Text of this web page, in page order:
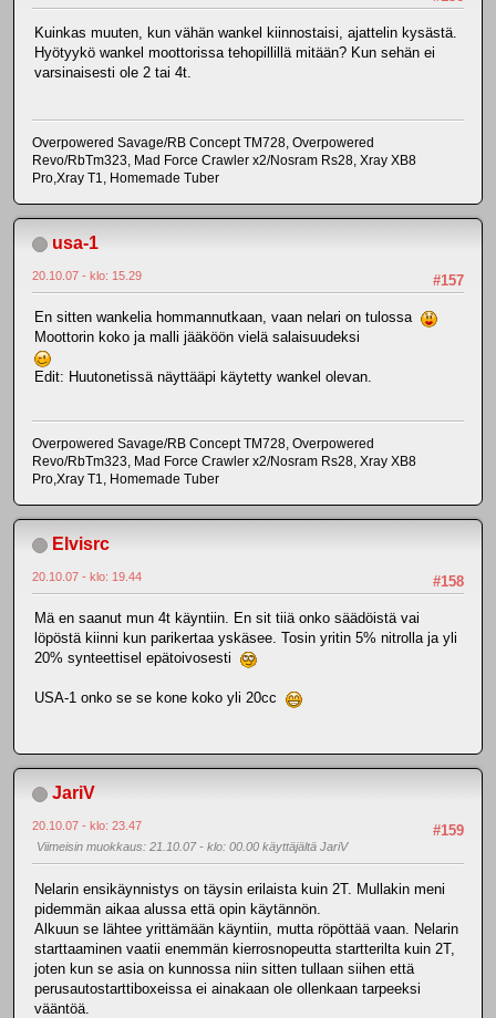
Kuinkas muuten, kun vähän wankel kiinnostaisi, ajattelin kysästä.
Hyötyykö wankel moottorissa tehopillillä mitään? Kun sehän ei
varsinaisesti ole 2 tai 4t.
Overpowered Savage/RB Concept TM728, Overpowered
Revo/RbTm323, Mad Force Crawler x2/Nosram Rs28, Xray XB8
Pro,Xray T1, Homemade Tuber
usa-1
#157
20.10.07 - klo: 15.29
En sitten wankelia hommannutkaan, vaan nelari on tulossa
Moottorin koko ja malli jääköön vielä salaisuudeksi
Edit: Huutonetissä näyttääpi käytetty wankel olevan.
Overpowered Savage/RB Concept TM728, Overpowered
Revo/RbTm323, Mad Force Crawler x2/Nosram Rs28, Xray XB8
Pro,Xray T1, Homemade Tuber
Elvisrc
#158
20.10.07 - klo: 19.44
Mä en saanut mun 4t käyntiin. En sit tiiä onko säädöistä vai
löpöstä kiinni kun parikertaa yskäsee. Tosin yritin 5% nitrolla ja yli
20% synteettisel epätoivosesti
USA-1 onko se se kone koko yli 20cc
JariV
#159
20.10.07 - klo: 23.47
Viimeisin muokkaus: 21.10.07 - klo: 00.00 käyttäjältä JariV
Nelarin ensikäynnistys on täysin erilaista kuin 2T. Mullakin meni
pidemmän aikaa alussa että opin käytännön.
Alkuun se lähtee yrittämään käyntiin, mutta röpöttää vaan. Nelarin
starttaaminen vaatii enemmän kierrosnopeutta startterilta kuin 2T,
joten kun se asia on kunnossa niin sitten tullaan siihen että
perusautostarttiboxeissa ei ainakaan ole ollenkaan tarpeeksi
vääntöä.